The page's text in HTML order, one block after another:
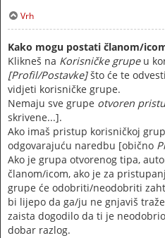
Vrh
Kako mogu postati članom/
Klikneš na Korisničke grupeu
[Profil/Postavke]što će te
vidjeti korisničke grupe.
Nemaju sve grupe otvoren
skrivene...].
Ako imaš pristup korisničkoj
odgovarajuću naredbu [obično
Ako je grupa otvorenog tipa,
članom/icom, ako je za
grupe će odobriti/neodobriti
bi lijepo da ga/ju ne gnjaviš
zaista dogodilo da ti je
dobar razlog.